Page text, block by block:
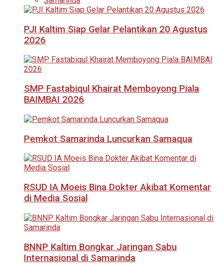
PJI Kaltim Siap Gelar Pelantikan 20 Agustus
2026
SMP Fastabiqul Khairat Memboyong Piala
BAIMBAI 2026
Pemkot Samarinda Luncurkan Samaqua
RSUD IA Moeis Bina Dokter Akibat Komentar
di Media Sosial
BNNP Kaltim Bongkar Jaringan Sabu
Internasional di Samarinda